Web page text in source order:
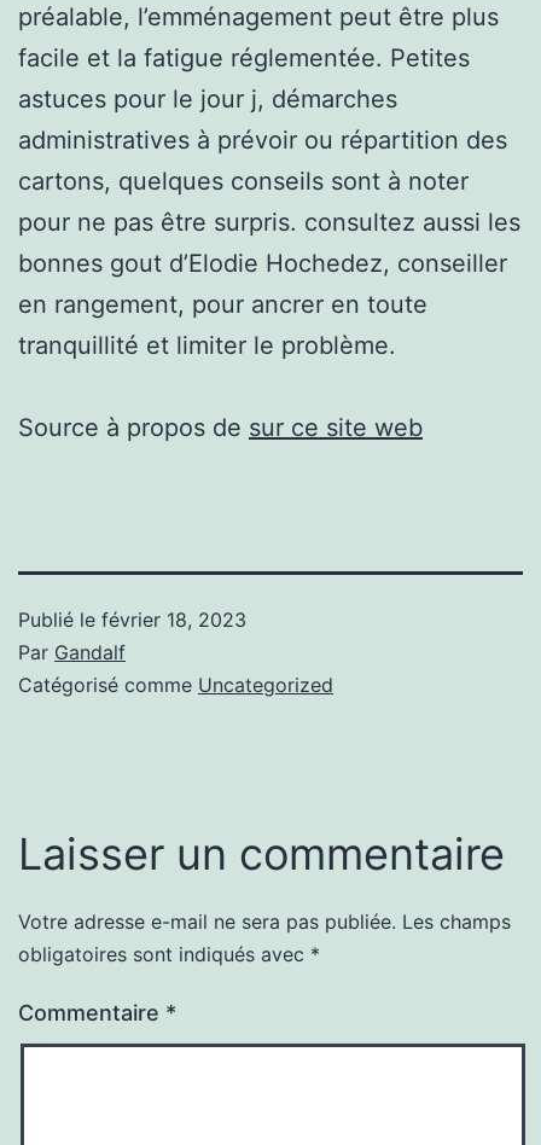
préalable, l’emménagement peut être plus
facile et la fatigue réglementée. Petites
astuces pour le jour j, démarches
administratives à prévoir ou répartition des
cartons, quelques conseils sont à noter
pour ne pas être surpris. consultez aussi les
bonnes gout d’Elodie Hochedez, conseiller
en rangement, pour ancrer en toute
tranquillité et limiter le problème.
Source à propos de sur ce site web
Publié le février 18, 2023
Par Gandalf
Catégorisé comme Uncategorized
Laisser un commentaire
Votre adresse e-mail ne sera pas publiée. Les champs
obligatoires sont indiqués avec *
Commentaire *